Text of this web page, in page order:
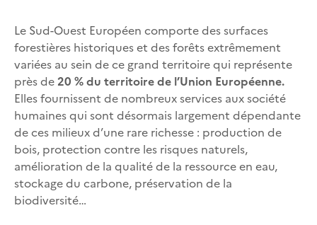
Le Sud-Ouest Européen comporte des surfaces
forestières historiques et des forêts extrêmement
variées au sein de ce grand territoire qui représente
près de20 % du territoire de l’Union Européenne.
Elles fournissent de nombreux services aux société
humaines qui sont désormais largement dépendante
de ces milieux d’une rare richesse : production de
bois, protection contre les risques naturels,
amélioration de la qualité de la ressource en eau,
stockage du carbone, préservation de la
biodiversité…